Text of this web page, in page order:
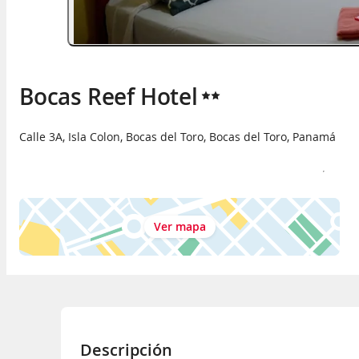
Bocas Reef Hotel
Calle 3A, Isla Colon, Bocas del Toro, Bocas del Toro, Panamá
Ver mapa
Descripción